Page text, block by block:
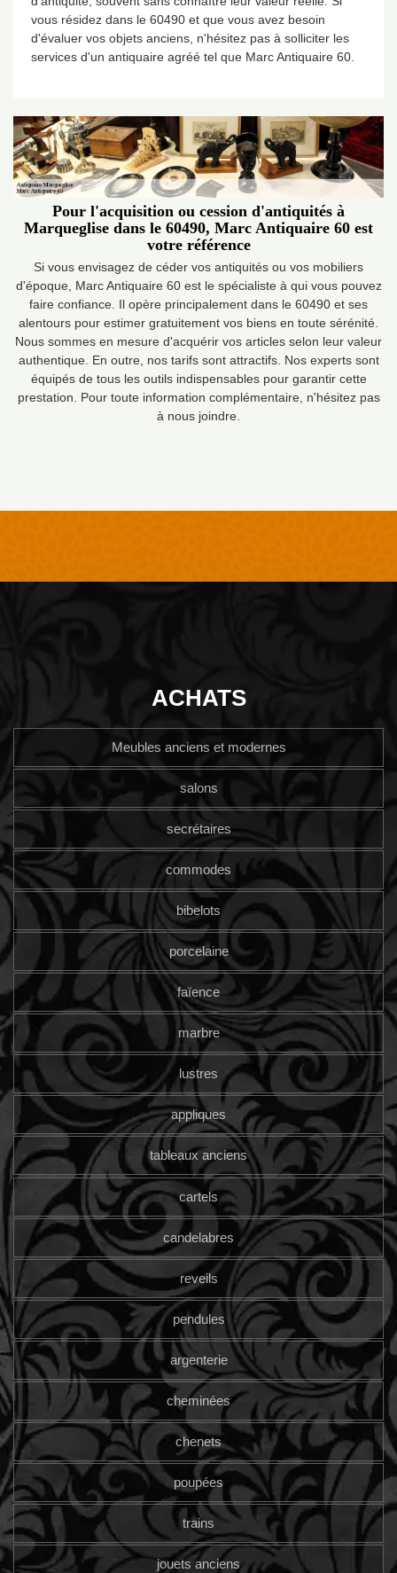
vous résidez dans le 60490 et que vous avez besoin
d'évaluer vos objets anciens, n'hésitez pas à solliciter les
services d'un antiquaire agréé tel que Marc Antiquaire 60.
Pour l'acquisition ou cession d'antiquités à
Marqueglise dans le 60490, Marc Antiquaire 60 est
votre référence
Si vous envisagez de céder vos antiquités ou vos mobiliers
d'époque, Marc Antiquaire 60 est le spécialiste à qui vous pouvez
faire confiance. Il opère principalement dans le 60490 et ses
alentours pour estimer gratuitement vos biens en toute sérénité.
Nous sommes en mesure d'acquérir vos articles selon leur valeur
authentique. En outre, nos tarifs sont attractifs. Nos experts sont
équipés de tous les outils indispensables pour garantir cette
prestation. Pour toute information complémentaire, n'hésitez pas
à nous joindre.
ACHATS
Meubles anciens et modernes
salons
secrétaires
commodes
bibelots
porcelaine
faïence
marbre
lustres
appliques
tableaux anciens
cartels
candelabres
reveils
pendules
argenterie
cheminées
chenets
poupées
trains
jouets anciens